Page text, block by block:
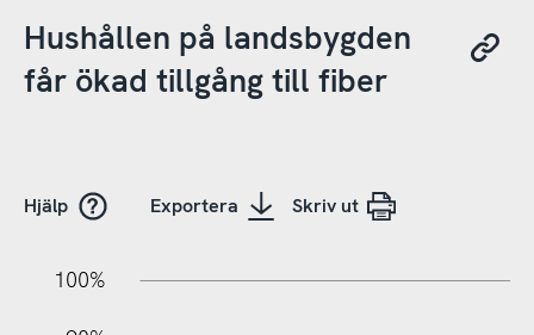
Hushållen på landsbygden
får ökad tillgång till fiber
Hjälp Exportera Skriv ut
100%